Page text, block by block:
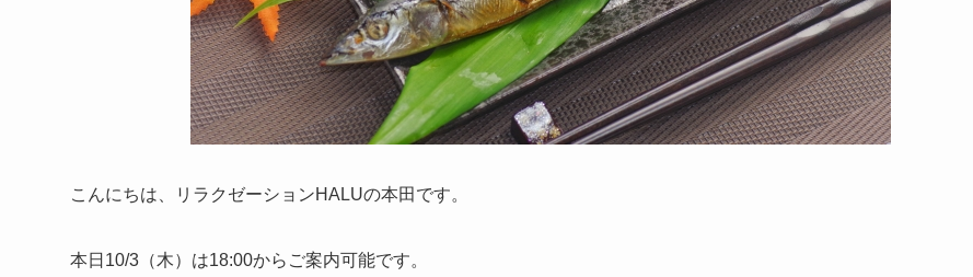
こんにちは、リラクゼーションHALUの本田です。
本日10/3（木）は18:00からご案内可能です。